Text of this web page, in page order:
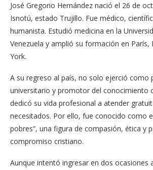
José Gregorio Hernández nació el 26 de
Isnotú, estado Trujillo. Fue médico,
humanista. Estudió medicina en la
Venezuela y amplió su formación en París,
York.
A su regreso al país, no solo ejerció como
universitario y promotor del conocimiento
dedicó su vida profesional a atender
necesitados. Por ello, fue conocido como
pobres”, una figura de compasión, ética y
compromiso cristiano.
Aunque intentó ingresar en dos ocasiones